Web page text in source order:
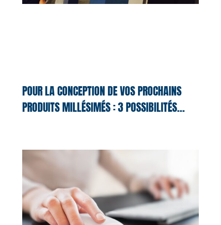
POUR LA CONCEPTION DE VOS PROCHAINS
PRODUITS MILLÉSIMÉS : 3 POSSIBILITÉS…